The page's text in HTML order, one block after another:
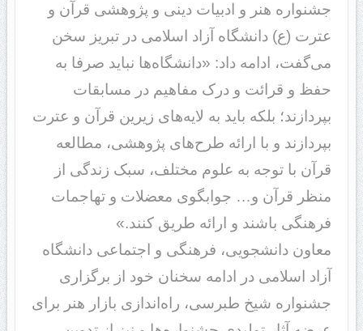
جشنواره هنر و ادبیات دینی و پژوهشی قرآن و
عترت (ع) دانشگاه آزاد اسلامی در تبریز سخن
می‌گفت، ادامه داد: «دانشگاه‌ها نباید صرفا به
حفظ و قرائت و درک مفاهیم در مسابقات
بپردازند؛ بلکه باید به لایه‌های زیرین قرآن و عترت
بپردازند و با ارائه طرح‌های پژوهشی، مطالعه
قرآن با توجه به علوم مختلف، سبک زندگی از
منظر قرآن و… جوابگوی معضلات و تهاجمات
فرهنگی باشند و ارائه طریق کنند.»
معاون دانشجویی، فرهنگی و اجتماعی دانشگاه
آزاد اسلامی در ادامه سخنان خود از برگزاری
جشنواره شیخ طبرسی، راه‌اندازی بازار هنر برای